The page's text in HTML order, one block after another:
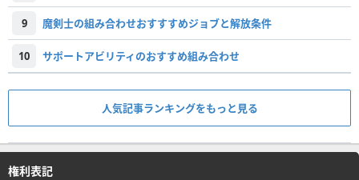
9 魔剣士の組み合わせおすすすめジョブと解放条件
10 サポートアビリティのおすすめ組み合わせ
人気記事ランキングをもっと見る
権利表記